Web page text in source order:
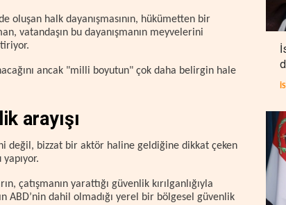
oluşan halk dayanışmasının, hükümetten bir
vatandaşın bu dayanışmanın meyvelerini
ancak "milli boyutun" çok daha belirgin hale
arayışı
değil, bizzat bir aktör haline geldiğine dikkat çeken
çatışmanın yarattığı güvenlik kırılganlığıyla
dahil olmadığı yerel bir bölgesel güvenlik